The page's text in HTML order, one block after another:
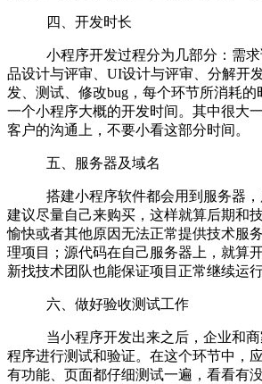
四、开发时长
小程序开发过程分为几部分：需求
品设计与评审、UI设计与评审、分解开
发、测试、修改bug，每个环节所消耗的
一个小程序大概的开发时间。其中很大
客户的沟通上，不要小看这部分时间。
五、服务器及域名
搭建小程序软件都会用到服务器，
建议尽量自己来购买，这样就算后期和
愉快或者其他原因无法正常提供技术服
理项目；源代码在自己服务器上，就算
新找技术团队也能保证项目正常继续运
六、做好验收测试工作
当小程序开发出来之后，企业和商
程序进行测试和验证。在这个环节中，
有功能、页面都仔细测试一遍，看看有